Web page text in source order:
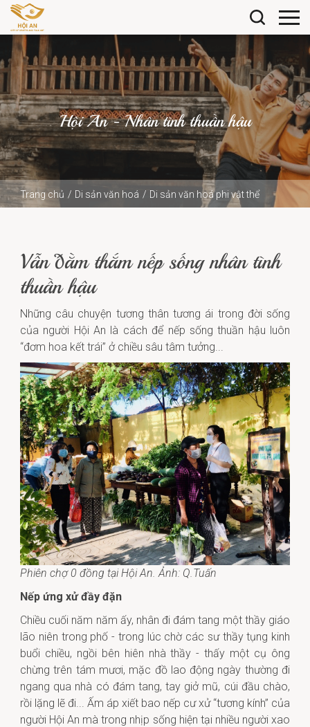
Hội An - Nhân tình thuần hậu
Trang chủ Di sản văn hoá
Di sản văn hoá phi vật thể
Vẫn đằm thắm nếp sống nhân tình
thuần hậu
Những câu chuyện tương thân tương ái trong đời sống
của người Hội An là cách để nếp sống thuần hậu luôn
“đơm hoa kết trái” ở chiều sâu tâm tưởng...
Phiên chợ 0 đồng tại Hội An. Ảnh: Q.Tuấn
Nếp ứng xử đầy đặn
Chiều cuối năm năm ấy, nhân đi đám tang một thầy giáo
lão niên trong phố - trong lúc chờ các sư thầy tụng kinh
buổi chiều, ngồi bên hiên nhà thầy - thấy một cụ ông
chừng trên tám mươi, mặc đồ lao động ngày thường đi
ngang qua nhà có đám tang, tay giở mũ, cúi đầu chào,
rồi lặng lẽ đi... Ấm áp xiết bao nếp cư xử “tương kính” của
người Hội An mà trong nhịp sống hiện tại nhiều người xao